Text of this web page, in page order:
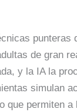
de gran
y la IA la
simulan
que permiten